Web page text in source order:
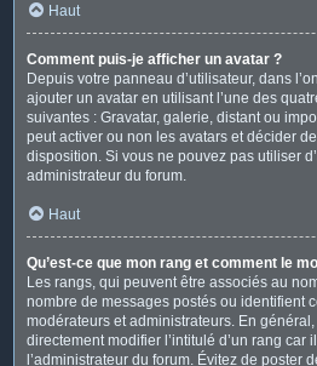
Haut
Comment puis-je afficher un avatar ?
Depuis votre panneau d’utilisateur, dans
ajouter un avatar en utilisant l’une des
suivantes : Gravatar, galerie, distant ou
peut activer ou non les avatars et décider
disposition. Si vous ne pouvez pas utiliser
administrateur du forum.
Haut
Qu’est-ce que mon rang et comment le
Les rangs, qui peuvent être associés au
nombre de messages postés ou identifient
modérateurs et administrateurs. En
directement modifier l’intitulé d’un rang car
l’administrateur du forum. Évitez de poster